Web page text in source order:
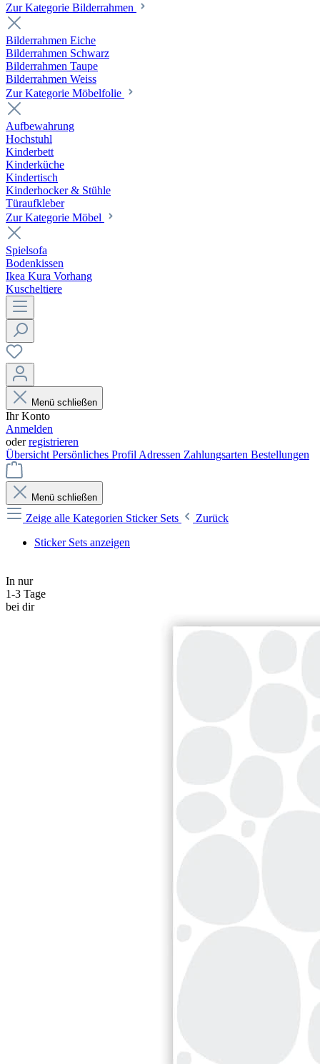
Zur Kategorie Bilderrahmen
Bilderrahmen Eiche
Bilderrahmen Schwarz
Bilderrahmen Taupe
Bilderrahmen Weiss
Zur Kategorie Möbelfolie
Aufbewahrung
Hochstuhl
Kinderbett
Kinderküche
Kindertisch
Kinderhocker & Stühle
Türaufkleber
Zur Kategorie Möbel
Spielsofa
Bodenkissen
Ikea Kura Vorhang
Kuscheltiere
Menü schließen
Ihr Konto
Anmelden
oderregistrieren
Übersicht Persönliches Profil Adressen Zahlungsarten Bestellungen
Menü schließen
Zeige alle Kategorien Sticker Sets
Zurück
Sticker Sets anzeigen
In nur
1-3 Tage
bei dir